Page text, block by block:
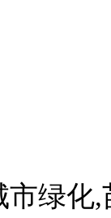
绿化